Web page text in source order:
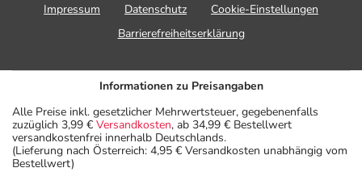
Impressum
Datenschutz
Cookie-Einstellungen
Barrierefreiheitserklärung
Informationen zu Preisangaben
Alle Preise inkl. gesetzlicher Mehrwertsteuer, gegebenenfalls
zuzüglich 3,99 € Versandkosten, ab 34,99 € Bestellwert
versandkostenfrei innerhalb Deutschlands.
(Lieferung nach Österreich: 4,95 € Versandkosten unabhängig vom
Bestellwert)